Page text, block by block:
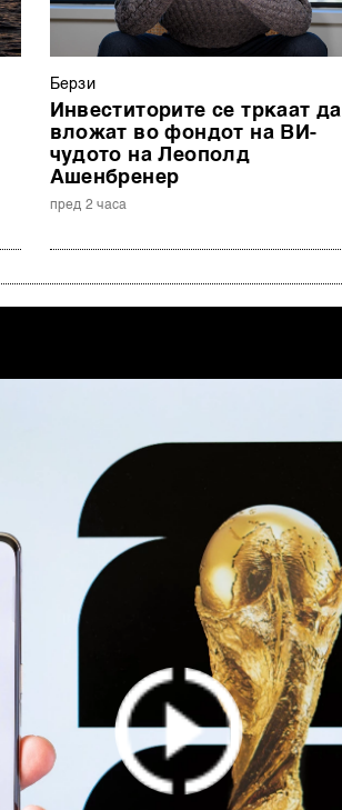
Берзи
Инвеститорите се тркаат да
вложат во фондот на ВИ-
чудото на Леополд
Ашенбренер
пред 2 часа